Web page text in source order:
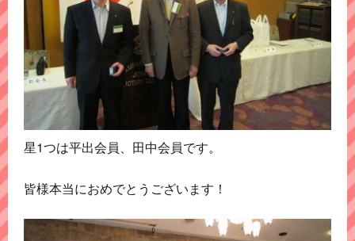
星1つは平出会員、田中会員です。
皆様本当におめでとうございます！